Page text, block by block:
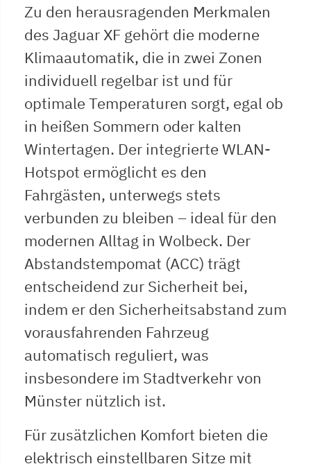
Zu den herausragenden Merkmalen
des Jaguar XF gehört die moderne
Klimaautomatik, die in zwei Zonen
individuell regelbar ist und für
optimale Temperaturen sorgt, egal ob
in heißen Sommern oder kalten
Wintertagen. Der integrierte WLAN-
Hotspot ermöglicht es den
Fahrgästen, unterwegs stets
verbunden zu bleiben – ideal für den
modernen Alltag in Wolbeck. Der
Abstandstempomat (ACC) trägt
entscheidend zur Sicherheit bei,
indem er den Sicherheitsabstand zum
vorausfahrenden Fahrzeug
automatisch reguliert, was
insbesondere im Stadtverkehr von
Münster nützlich ist.
Für zusätzlichen Komfort bieten die
elektrisch einstellbaren Sitze mit